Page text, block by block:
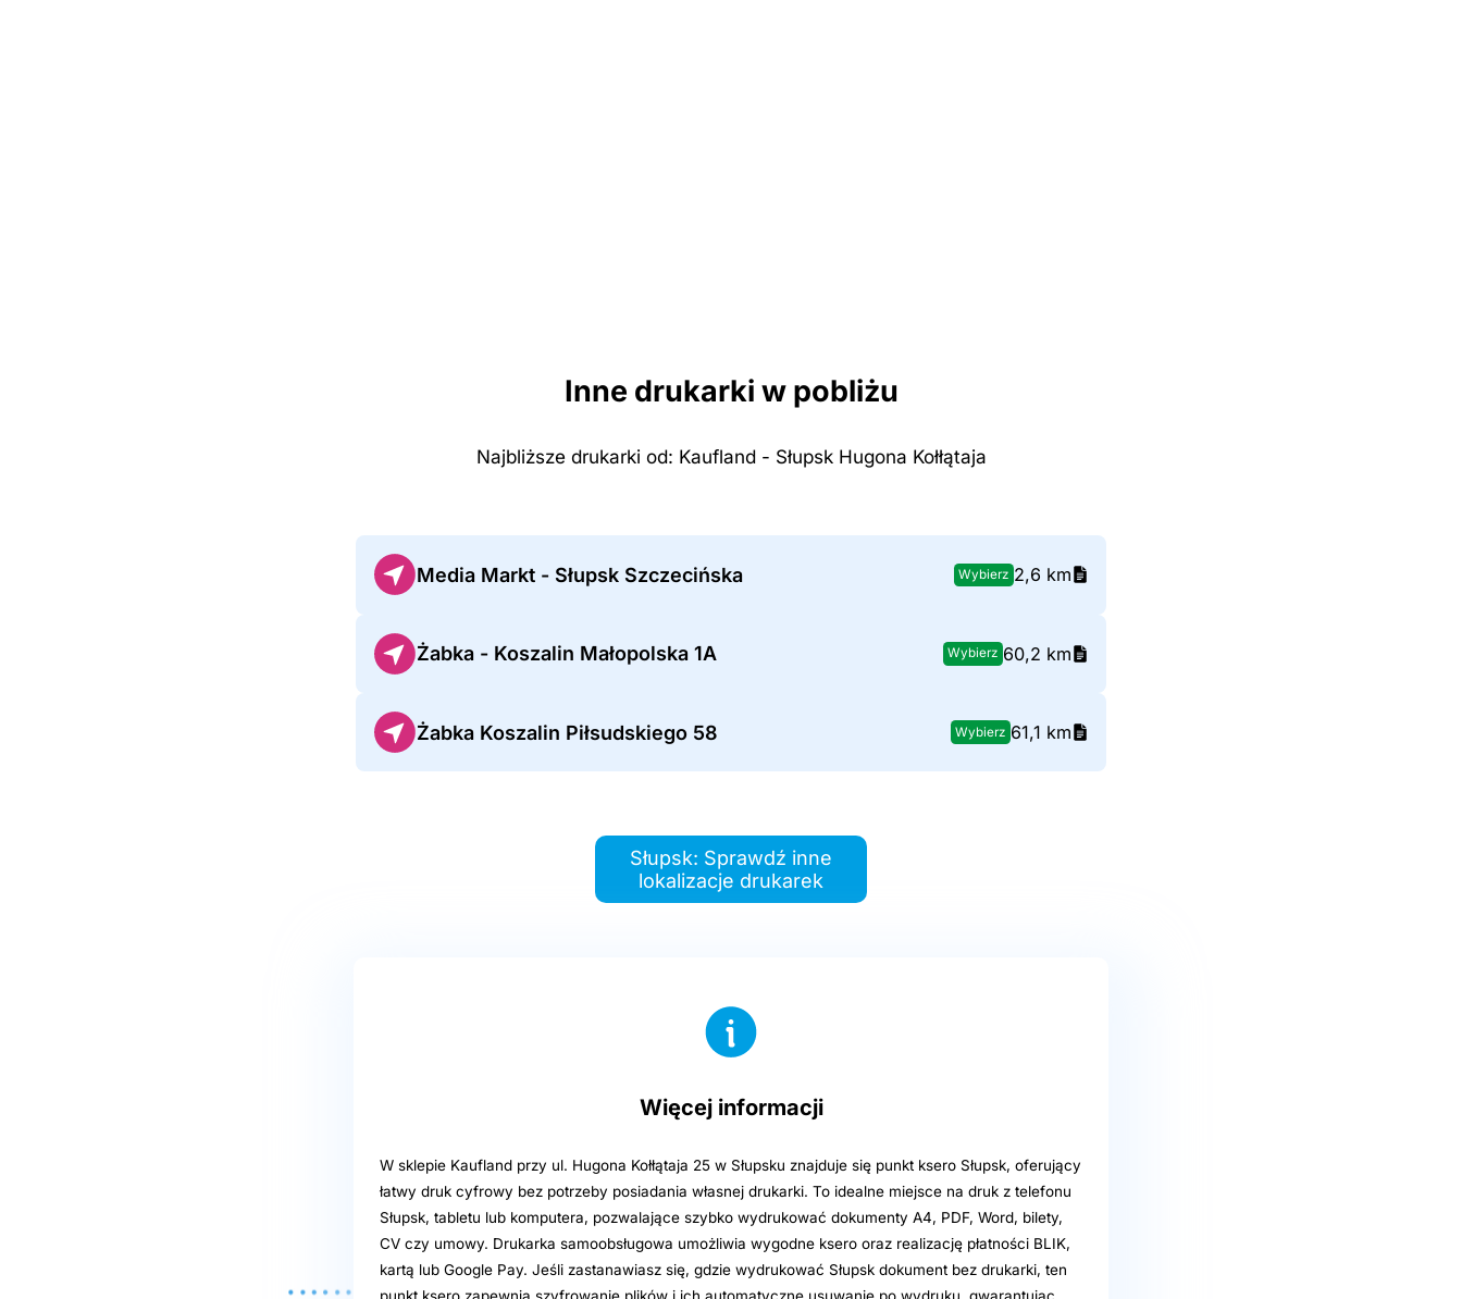
Inne drukarki w pobliżu
Najbliższe drukarki od: Kaufland - Słupsk Hugona Kołłątaja
Media Markt - Słupsk Szczecińska Wybierz 2,6 km
Żabka - Koszalin Małopolska 1A Wybierz 60,2 km
Żabka Koszalin Piłsudskiego 58 Wybierz 61,1 km
Słupsk: Sprawdź inne
lokalizacje drukarek
Więcej informacji
W sklepie Kaufland przy ul. Hugona Kołłątaja 25 w Słupsku znajduje się punkt ksero Słupsk, oferujący
łatwy druk cyfrowy bez potrzeby posiadania własnej drukarki. To idealne miejsce na druk z telefonu
Słupsk, tabletu lub komputera, pozwalające szybko wydrukować dokumenty A4, PDF, Word, bilety,
CV czy umowy. Drukarka samoobsługowa umożliwia wygodne ksero oraz realizację płatności BLIK,
kartą lub Google Pay. Jeśli zastanawiasz się, gdzie wydrukować Słupsk dokument bez drukarki, ten